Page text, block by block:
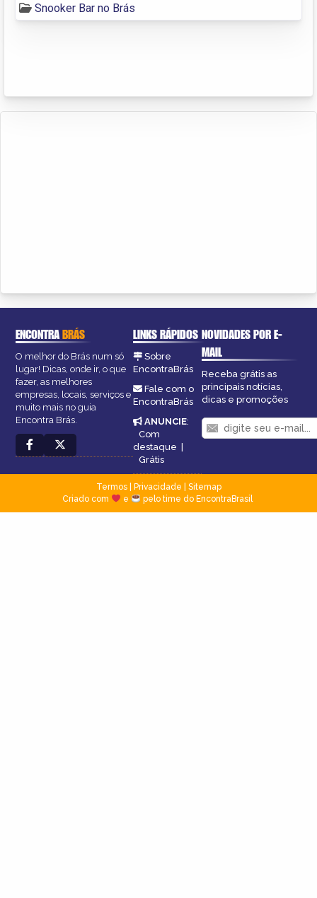
Snooker Bar no Brás
ENCONTRABRÁS
O melhor do Brás num só
lugar! Dicas, onde ir, o que
fazer, as melhores
empresas, locais, serviços e
muito mais no guia
Encontra Brás.
LINKS RÁPIDOS
Sobre
EncontraBrás
Fale com o
EncontraBrás
ANUNCIE:
Com
destaque |
Grátis
NOVIDADES POR E-
MAIL
Receba grátis as
principais notícias,
dicas e promoções
Termos| Privacidade
Sitemap
Criado com
e pelo time do EncontraBrasil